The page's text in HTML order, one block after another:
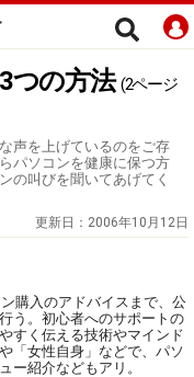
つの方法 (2ページ
声を上げているのをご存
パソコンを健康に保つ方
の叫びを聞いてあげてく
更新日： 2006年10月12日
購入のアドバイスまで、公
う。初心者へのサポートの
すく伝える技術やマインド
「女性自身」などで、パソ
ー紹介などもアリ。